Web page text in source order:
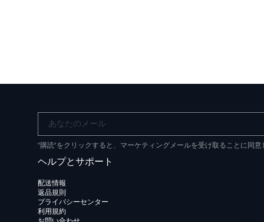
あなたのメール
"購読"をクリックすると、マーケティングメールを受け取ることに同
ヘルプとサポート
配送情報
返品規則
プライバシーセンター
利用規約